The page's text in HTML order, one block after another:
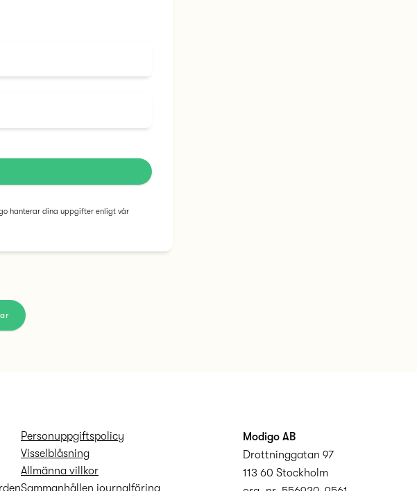
hanterar dina uppgifter enligt vår
Personuppgifts­policy
Visselblåsning
Allmänna villkor
Sammanhållen journalföring
Modigo AB
Drottninggatan 97
113 60 Stockholm